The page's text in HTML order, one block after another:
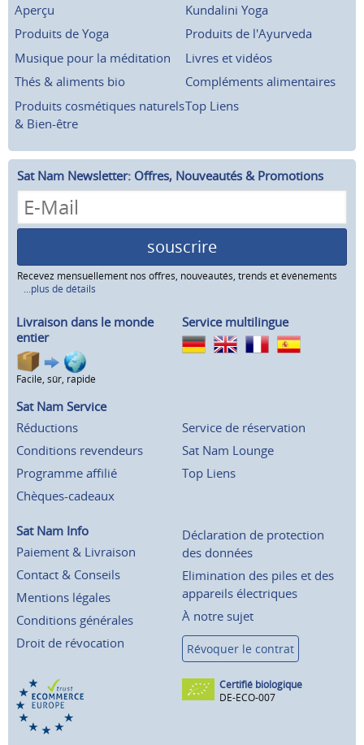
Aperçu
Kundalini Yoga
Produits de Yoga
Produits de l'Ayurveda
Musique pour la méditation
Livres et vidéos
Thés & aliments bio
Compléments alimentaires
Produits cosmétiques naturels
& Bien-être
Top Liens
Sat Nam Newsletter: Offres, Nouveautés & Promotions
souscrire
Recevez mensuellement nos offres, nouveautés, trends et événements
...plus de détails
Livraison dans le monde
entier
Facile, sûr, rapide
Service multilingue
Sat Nam Service
Réductions
Conditions revendeurs
Programme affilié
Chèques-cadeaux
Service de réservation
Sat Nam Lounge
Top Liens
Sat Nam Info
Paiement & Livraison
Contact & Conseils
Mentions légales
Conditions générales
Droit de révocation
Déclaration de protection
des données
Elimination des piles et des
appareils électriques
À notre sujet
Révoquer le contrat
Certifié biologique
DE-ECO-007